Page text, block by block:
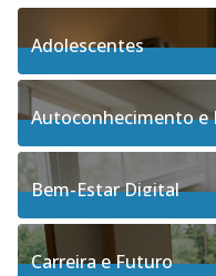
Adolescentes
Autoconhecimento e
Bem-Estar Digital
Carreira e Futuro